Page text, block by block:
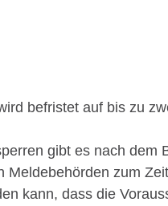
befristet auf bis zu
gibt es nach
Meldebehörden zum
kann, dass die